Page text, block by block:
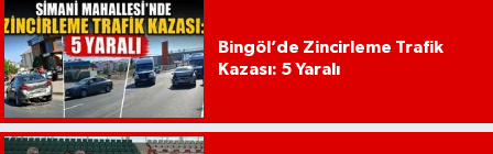
Bingöl’de Zincirleme Trafik
Kazası: 5 Yaralı